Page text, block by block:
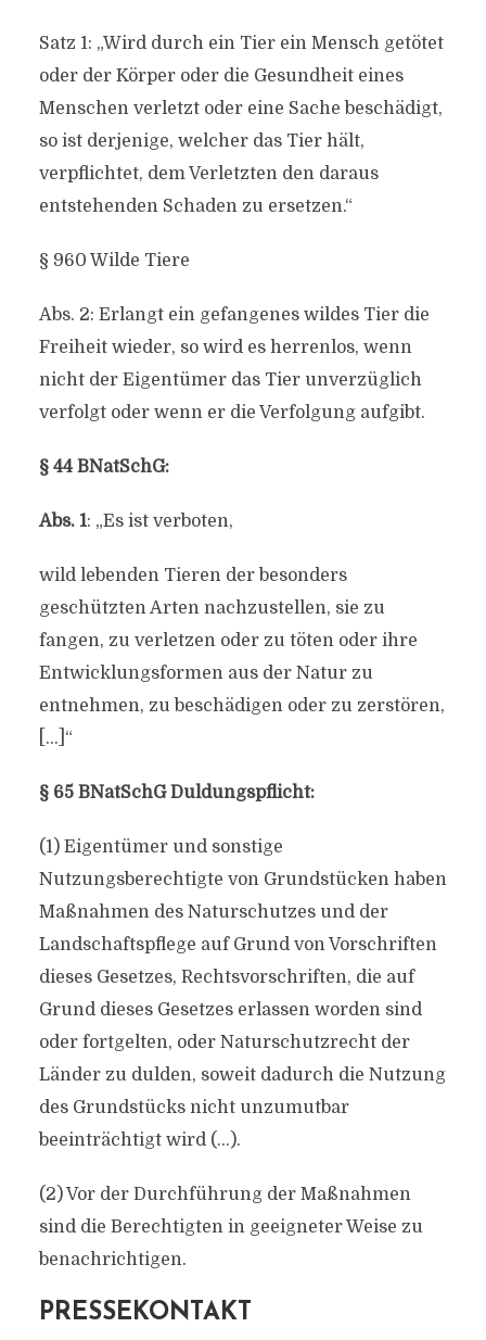
Satz 1: „Wird durch ein Tier ein Mensch getötet
oder der Körper oder die Gesundheit eines
Menschen verletzt oder eine Sache beschädigt,
so ist derjenige, welcher das Tier hält,
verpflichtet, dem Verletzten den daraus
entstehenden Schaden zu ersetzen.“
§ 960 Wilde Tiere
Abs. 2: Erlangt ein gefangenes wildes Tier die
Freiheit wieder, so wird es herrenlos, wenn
nicht der Eigentümer das Tier unverzüglich
verfolgt oder wenn er die Verfolgung aufgibt.
§ 44 BNatSchG:
Abs. 1: „Es ist verboten,
wild lebenden Tieren der besonders
geschützten Arten nachzustellen, sie zu
fangen, zu verletzen oder zu töten oder ihre
Entwicklungsformen aus der Natur zu
entnehmen, zu beschädigen oder zu zerstören,
[…]“
§ 65 BNatSchG Duldungspflicht:
(1) Eigentümer und sonstige
Nutzungsberechtigte von Grundstücken haben
Maßnahmen des Naturschutzes und der
Landschaftspflege auf Grund von Vorschriften
dieses Gesetzes, Rechtsvorschriften, die auf
Grund dieses Gesetzes erlassen worden sind
oder fortgelten, oder Naturschutzrecht der
Länder zu dulden, soweit dadurch die Nutzung
des Grundstücks nicht unzumutbar
beeinträchtigt wird (…).
(2) Vor der Durchführung der Maßnahmen
sind die Berechtigten in geeigneter Weise zu
benachrichtigen.
PRESSEKONTAKT